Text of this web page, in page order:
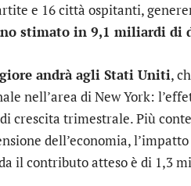
e 16 città ospitanti,
stimato in 9,1 miliardi di
andrà agli Stati Uniti,
nell’area di New York:
crescita trimestrale. Più
dell’economia,
il contributo atteso è di 1,3